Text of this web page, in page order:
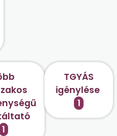
1
TGYÁS
igénylése
1